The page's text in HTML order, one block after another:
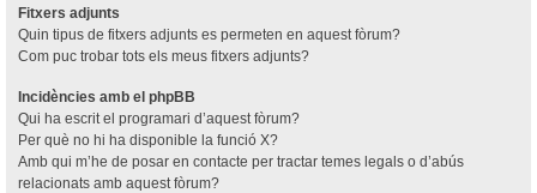
Fitxers adjunts
Quin tipus de fitxers adjunts es permeten en aquest fòrum?
Com puc trobar tots els meus fitxers adjunts?
Incidències amb el phpBB
Qui ha escrit el programari d’aquest fòrum?
Per què no hi ha disponible la funció X?
Amb qui m’he de posar en contacte per tractar temes legals o d’abús
relacionats amb aquest fòrum?